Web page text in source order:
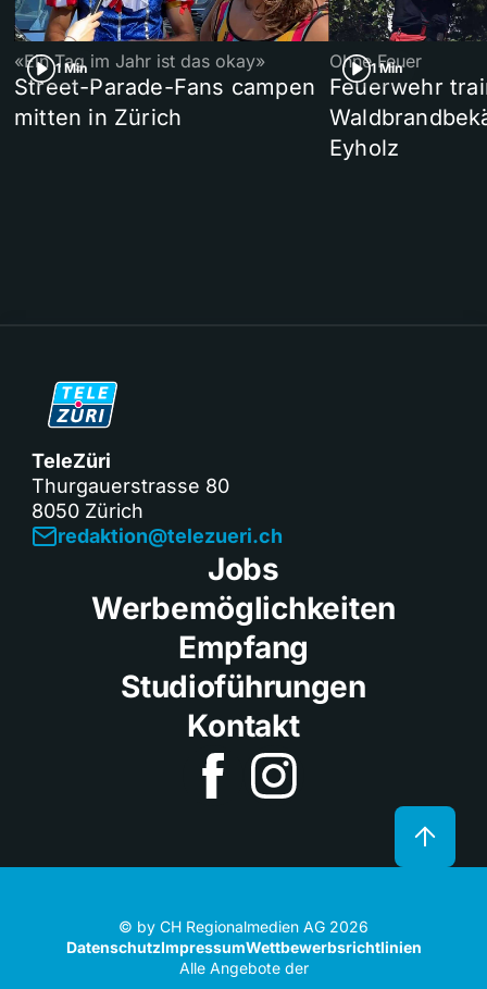
1 Min
«Ein Tag im Jahr ist das okay»
Street-Parade-Fans campen
mitten in Zürich
1 Min
Ohne Feuer
Feuerwehr
Eyholz
TeleZüri
Thurgauerstrasse 80
8050 Zürich
redaktion@telezueri.ch
Jobs
Werbemöglichkeiten
Empfang
Studioführungen
Kontakt
© by CH Regionalmedien AG 2026
DatenschutzImpressumWettbewerbsrichtlinien
Alle Angebote der